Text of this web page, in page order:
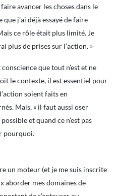
avancer les choses dans le
que j’ai déjà essayé de faire
ce rôle était plus limité. Je
plus de prises sur l’action. »
que tout n’est et ne
le contexte, il est essentiel pour
soient faits en
Mais, « il faut aussi oser
et quand ce n’est pas
pourquoi.
un moteur (et je me suis inscrite
aborder mes domaines de